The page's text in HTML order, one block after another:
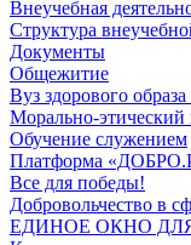
Внеучебная
Структура
Документы
Общежитие
Вуз здорового
Морально-этический
Обучение служением
Платформа
Все для победы!
Добровольчество в
ЕДИНОЕ ОКНО